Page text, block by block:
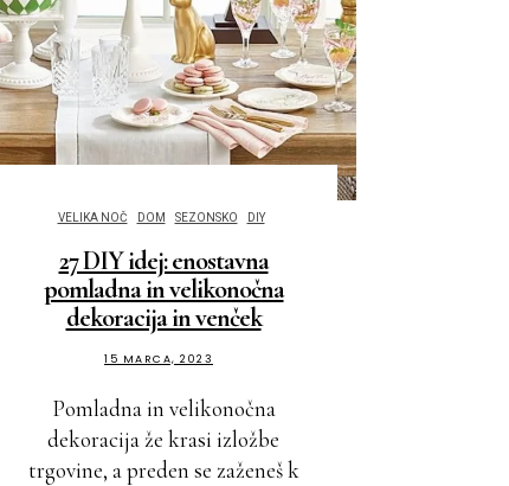
VELIKA NOČ DOM SEZONSKO DIY
27 DIY idej: enostavna
pomladna in velikonočna
dekoracija in venček
15 MARCA, 2023
Pomladna in velikonočna
dekoracija že krasi izložbe
trgovine, a preden se zaženeš k